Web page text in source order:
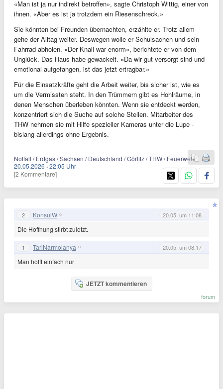
«Man ist ja nur indirekt betroffen», sagte Christoph Wittig, einer von
ihnen. «Aber es ist ja trotzdem ein Riesenschreck.»
Sie könnten bei Freunden übernachten, erzählte er. Trotz allem
gehe der Alltag weiter. Deswegen wolle er Schulsachen und sein
Fahrrad abholen. «Der Knall war enorm», berichtete er von dem
Unglück. Das Haus habe gewackelt. «Da wir gut versorgt sind und
emotional aufgefangen, ist das jetzt ertragbar.»
Für die Einsatzkräfte geht die Arbeit weiter, bis sicher ist, wie es
um die Vermissten steht. In den Trümmern gibt es Hohlräume, in
denen Menschen überleben könnten. Wenn sie entdeckt werden,
konzentriert sich die Suche auf solche Stellen. Mitarbeiter des
THW nehmen sie mit Hilfe spezieller Kameras unter die Lupe -
bislang allerdings ohne Ergebnis.
Notfall / Erdgas / Sachsen / Deutschland / Görlitz / THW / Feuerwehr
20.05.2026 ·22:05 Uhr
[2 Kommentare]
2 KonsulW 20.05. um 11:08
Die Hoffnung stirbt zuletzt.
1 TariNarmolanya 20.05. um 08:17
Man hofft einfach nur
JETZT kommentieren
forum